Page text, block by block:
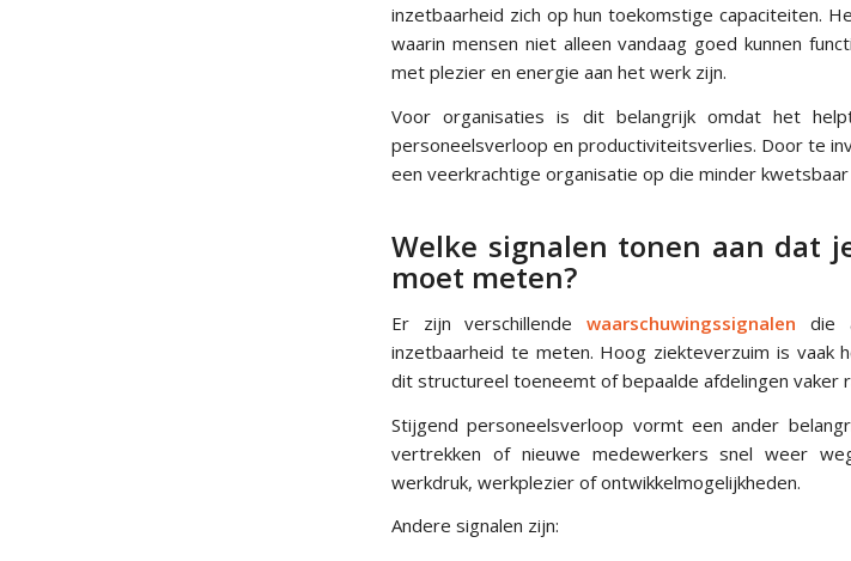
inzetbaarheid zich op hun toekomstige capaciteiten.
waarin mensen niet alleen vandaag goed kunnen
met plezier en energie aan het werk zijn.
Voor organisaties is dit belangrijk omdat het
personeelsverloop en productiviteitsverlies. Door te
een veerkrachtige organisatie op die minder
Welke signalen tonen aan dat
moet meten?
Er zijn verschillendewaarschuwingssignalen die
inzetbaarheid te meten. Hoog ziekteverzuim is vaak
dit structureel toeneemt of bepaalde afdelingen vaker
Stijgend personeelsverloop vormt een ander
vertrekken of nieuwe medewerkers snel weer
werkdruk, werkplezier of ontwikkelmogelijkheden.
Andere signalen zijn: